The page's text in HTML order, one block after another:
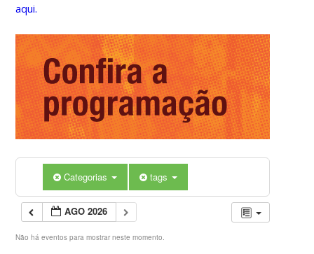
aqui.
Categorias tags
AGO 2026
Não há eventos para mostrar neste momento.